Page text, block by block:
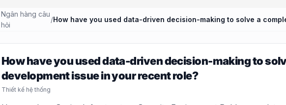
Ngân hàng câu
hỏi
/
How have you used data-driven decision-making to
development issue in your recent role?
Thiết kế hệ thống